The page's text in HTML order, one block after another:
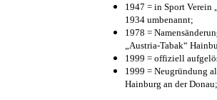
1947 = in Sport Verein
1934 umbenannt;
1978 =
„Austria-Tabak“
1999 = offiziell
1999 = Neugründung
Hainburg an der Donau;